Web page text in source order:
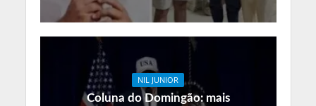
NIL JUNIOR
Coluna do Domingão: mais